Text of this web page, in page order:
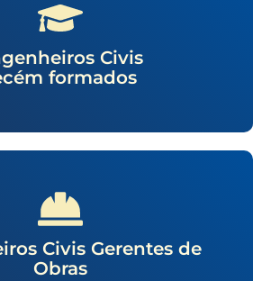
Civis
formados
Civis Gerentes de
Obras